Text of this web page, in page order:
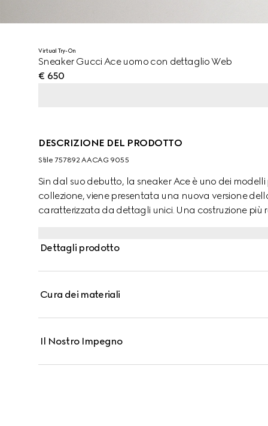
Virtual Try-On
Sneaker Gucci Ace uomo con dettaglio Web
€ 650
DESCRIZIONE DEL PRODOTTO
Stile ‎757892 AACAG 9055
Sin dal suo debutto, la sneaker Ace è uno dei
collezione, viene presentata una nuova versione
caratterizzata da dettagli unici. Una costruzione più
Dettagli prodotto
Cura dei materiali
Il Nostro Impegno